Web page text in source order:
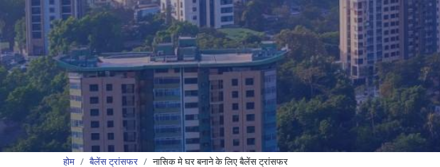
होम बैलेंस ट्रांसफर नासिक मे घर बनाने के लिए बैलेंस ट्रांसफर